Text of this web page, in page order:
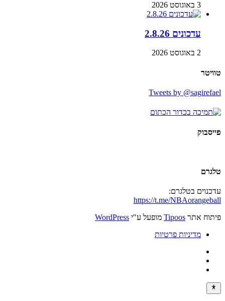
3 באוגוסט 2026
עדכונים 2.8.26
2 באוגוסט 2026
טוויטר
Tweets by @sagirefael
פייסבוק
טלגרם
עדכנוים בטלגרם:
https://t.me/NBAorangeball
פיתוח אתר Tipoos מופעל ע"י WordPress
מדיניות פרטיות